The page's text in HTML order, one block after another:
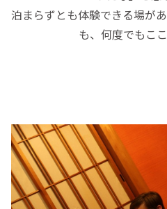
泊まらずとも体験できる場が
も、何度でもこ